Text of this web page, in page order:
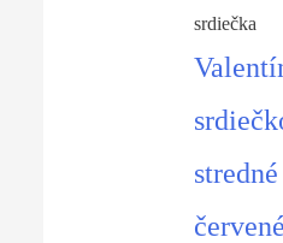
srdiečka
stredné
červené